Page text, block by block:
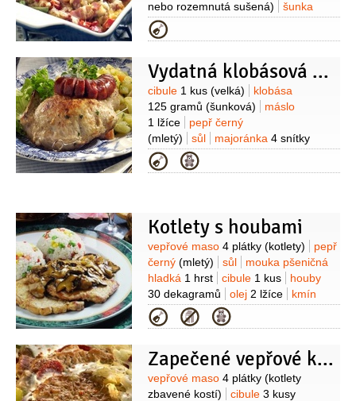
nebo rozemnutá sušená)
šunka
200 gramů
(Eidam)
vejce2 kusy
paprika
Kategorie
Vydatná klobásová kotleta
Suroviny
cibule 1 kus (velká)
klobása
125 gramů (šunková)
máslo
1 lžíce
pepř černý
(mletý)
sůl majoránka 4 snítky
(nebo půl lžičky sušené)
kadeřavá/kudrnka
2 lžíce
Kategorie
Kotlety s houbami
Suroviny
vepřové maso 4 plátky (kotlety)
pepř
černý (mletý) sůl
mouka pšeničná
hladká 1 hrst cibule 1 kus
houby
30 dekagramů
olej 2 lžíce kmín
Kategorie
Zapečené vepřové kotlety v zelí
Suroviny
vepřové maso 4 plátky (kotlety
zbavené kostí)
cibule 3 kusy